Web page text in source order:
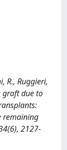
R., Ruggieri,
graft due to
remaining
2127-